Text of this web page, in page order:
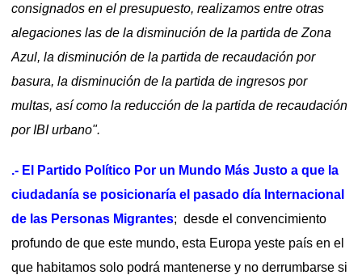
consignados en el presupuesto, realizamos entre otras
alegaciones las de la disminución de la partida de Zona
Azul, la disminución de la partida de recaudación por
basura, la disminución de la partida de ingresos por
multas, así como la reducción de la partida de recaudación
por IBI urbano".
.- El Partido Político Por un Mundo Más Justo a que la
ciudadanía se posicionaría el pasado día Internacional
de las Personas Migrantes; desde el convencimiento
profundo de que este mundo, esta Europa yeste país en el
que habitamos solo podrá mantenerse y no derrumbarse si